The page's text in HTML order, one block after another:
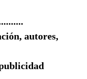
autores,